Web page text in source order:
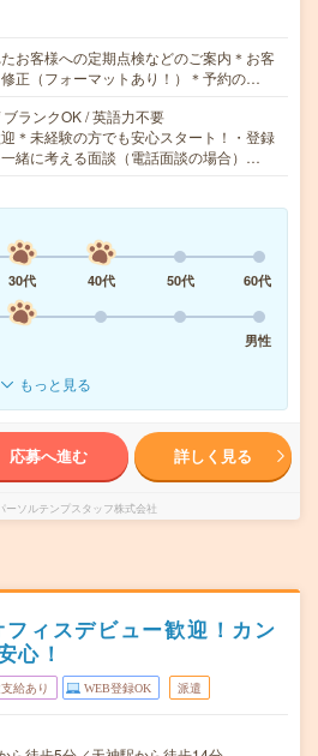
お客様への定期点検などのご案内＊お客
正（フォーマットあり！）＊予約の…
ランクOK / 英語力不要
＊未経験の方でも安心スタート！・登録
緒に考える面談（電話面談の場合）…
30代 40代 50代
60代
男性
もっと見る
応募へ進む 詳しく見る
ーソルテンプスタッフ株式会社
ィスデビュー歓迎！カン
心！
給あり WEB登録OK 派遣